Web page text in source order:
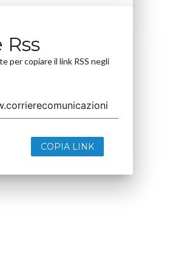
Rss
per copiare il link RSS negli
COPIA LINK